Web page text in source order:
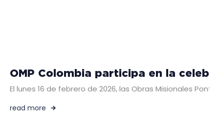
OMP Colombia participa en la
El lunes 16 de febrero de 2026, las Obras Misionales
read more